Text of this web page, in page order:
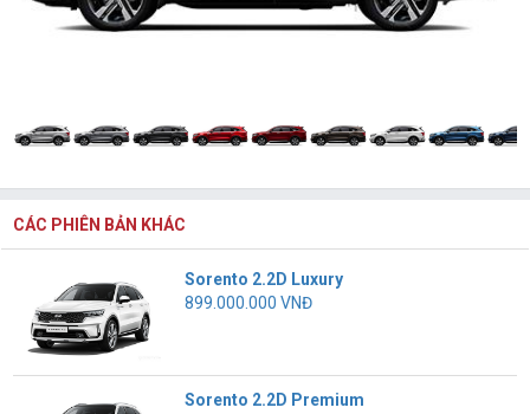
CÁC PHIÊN BẢN KHÁC
Sorento 2.2D Luxury
899.000.000 VNĐ
Sorento 2.2D Premium